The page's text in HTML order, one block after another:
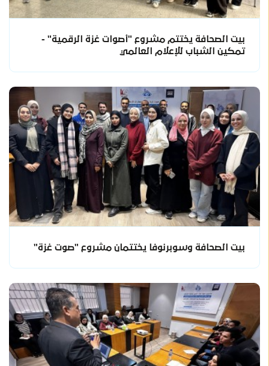
بيت الصحافة يختتم مشروع "أصوات غزة الرقمية" -
تمكين الشباب للإعلام العالمي
بيت الصحافة وسوبرنوفا يختتمان مشروع "صوت غزة"